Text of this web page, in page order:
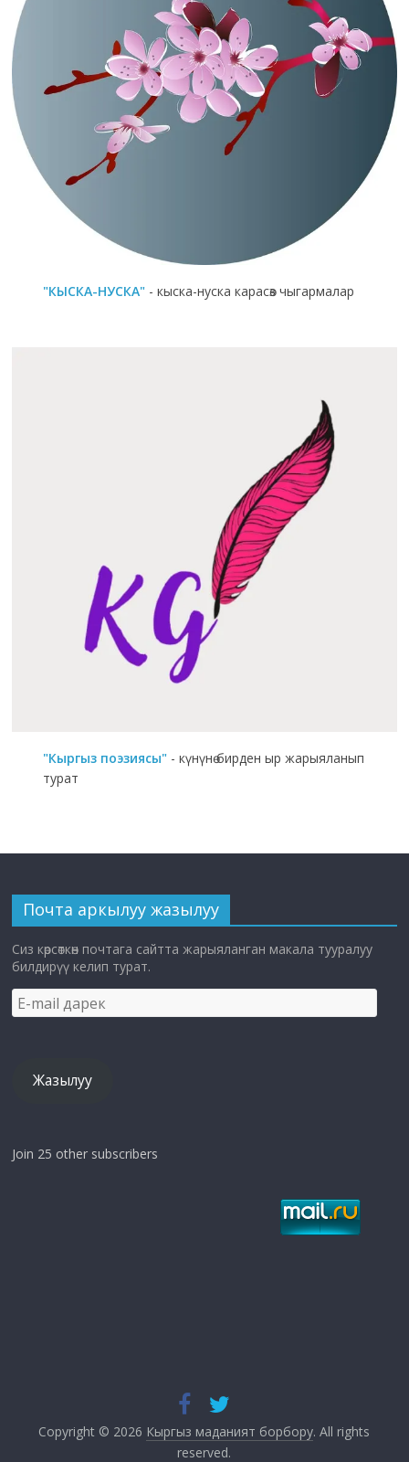
"КЫСКА-НУСКА" - кыска-нуска карасөз чыгармалар
"Кыргыз поэзиясы" - күнүнө бирден ыр жарыяланып
турат
Почта аркылуу жазылуу
Сиз көрсөткөн почтага сайтта жарыяланган макала тууралуу
билдирүү келип турат.
E-
mail
Жазылуу
Join 25 other subscribers
Copyright © 2026 Кыргыз маданият борбору. All rights
reserved.